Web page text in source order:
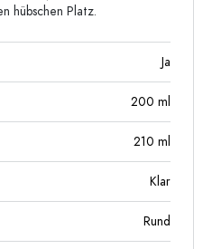
hübschen Platz.
Ja
200 ml
210 ml
Klar
Rund